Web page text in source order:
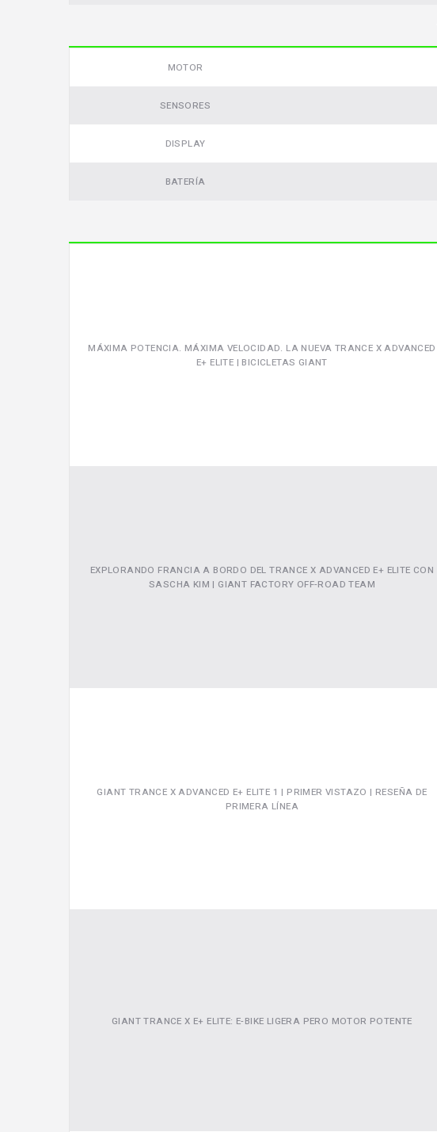
MOTOR
SENSORES
DISPLAY
BATERÍA
MÁXIMA POTENCIA. MÁXIMA VELOCIDAD. LA NUEVA TRANCE X ADVANCED
E+ ELITE | BICICLETAS GIANT
EXPLORANDO FRANCIA A BORDO DEL TRANCE X ADVANCED E+ ELITE CON
SASCHA KIM | GIANT FACTORY OFF-ROAD TEAM
GIANT TRANCE X ADVANCED E+ ELITE 1 | PRIMER VISTAZO | RESEÑA DE
PRIMERA LÍNEA
GIANT TRANCE X E+ ELITE: E-BIKE LIGERA PERO MOTOR POTENTE